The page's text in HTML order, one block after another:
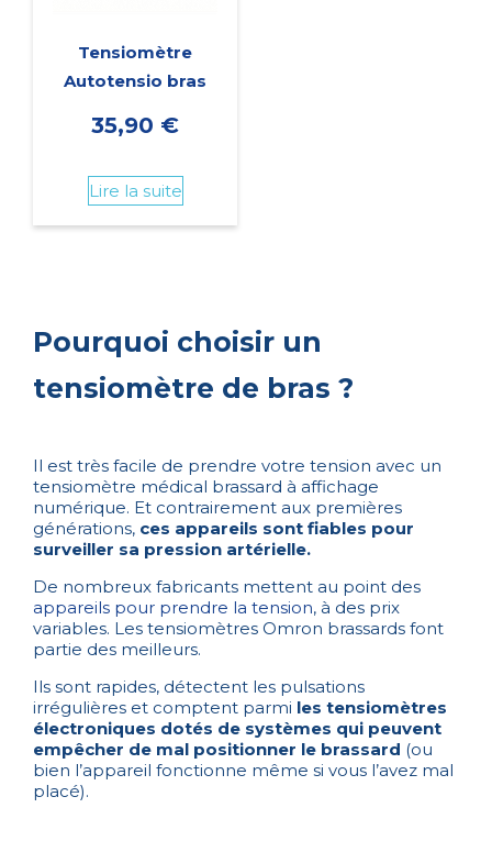
Tensiomètre
Autotensio bras
35,90 €
Lire la suite
Pourquoi choisir un
tensiomètre de bras ?
Il est très facile de prendre votre tension avec un
tensiomètre médical brassard à affichage
numérique. Et contrairement aux premières
générations, ces appareils sont fiables pour
surveiller sa pression artérielle.
De nombreux fabricants mettent au point des
appareils pour prendre la tension, à des prix
variables. Les tensiomètres Omron brassards font
partie des meilleurs.
Ils sont rapides, détectent les pulsations
irrégulières et comptent parmi les tensiomètres
électroniques dotés de systèmes qui peuvent
empêcher de mal positionner le brassard (ou
bien l’appareil fonctionne même si vous l’avez mal
placé).